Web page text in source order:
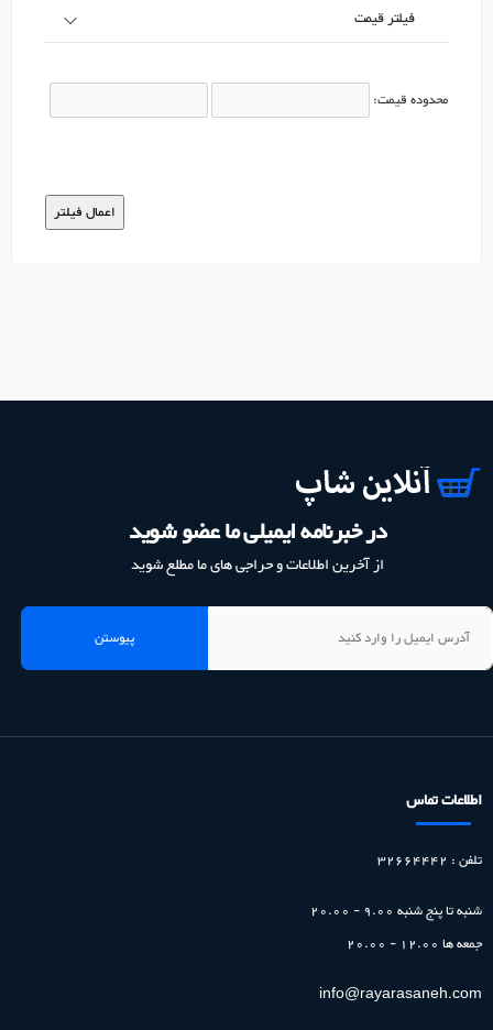
فیلتر قیمت
محدوده قیمت:
در خبرنامه ایمیلی ما عضو شوید
از آخرین اطلاعات و حراجی های ما مطلع شوید
پیوستن
اطلاعات تماس
تلفن : 32664442
شنبه تا پنج شنبه 9.00 - 20.00
جمعه ها
info@rayarasaneh.com